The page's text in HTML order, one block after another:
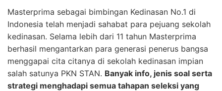
Masterprima sebagai bimbingan Kedinasan No.1 di
Indonesia telah menjadi sahabat para pejuang sekolah
kedinasan. Selama lebih dari 11 tahun Masterprima
berhasil mengantarkan para generasi penerus bangsa
menggapai cita citanya di sekolah kedinasan impian
salah satunya PKN STAN. Banyak info, jenis soal serta
strategi menghadapi semua tahapan seleksi yang